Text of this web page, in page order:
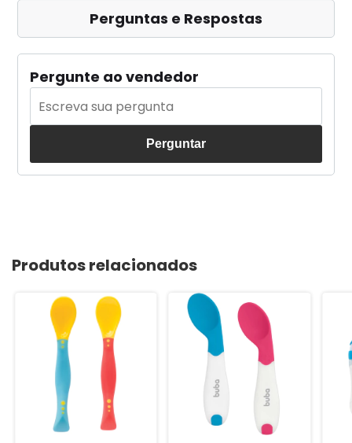
Perguntas e Respostas
Pergunte ao vendedor
Perguntar
Produtos relacionados